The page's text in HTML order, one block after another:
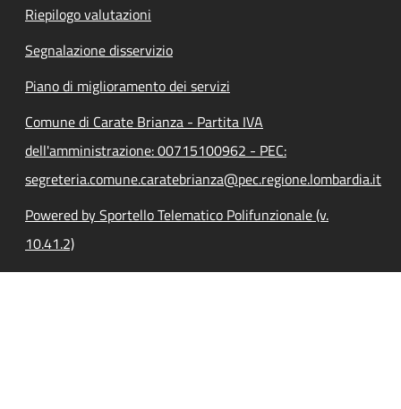
Riepilogo valutazioni
Segnalazione disservizio
Piano di miglioramento dei servizi
Comune di Carate Brianza - Partita IVA
dell'amministrazione: 00715100962 - PEC:
segreteria.comune.caratebrianza@pec.regione.lombardia.it
Powered by Sportello Telematico Polifunzionale (v.
10.41.2)